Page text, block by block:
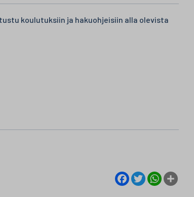
koulutuksiin ja hakuohjeisiin alla olevista
Facebook
Twitter